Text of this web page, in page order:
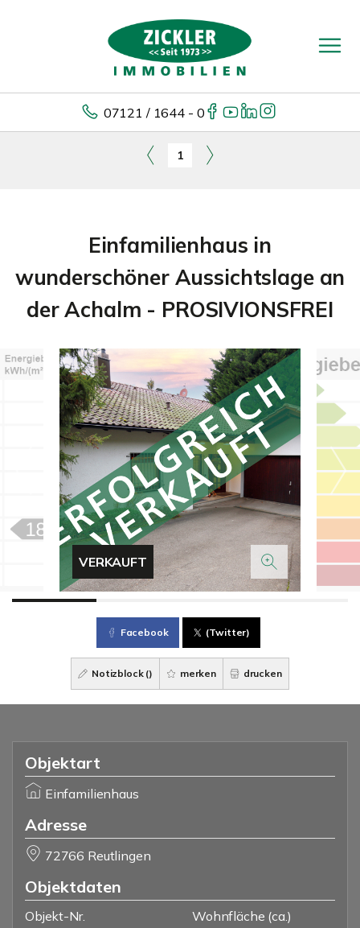
07121 / 1644 - 0
1
Einfamilienhaus in
wunderschöner Aussichtslage an
der Achalm - PROSIVIONSFREI
VERKAUFT
Facebook (Twitter)
Notizblock () merken drucken
Objektart
Einfamilienhaus
Adresse
72766 Reutlingen
Objektdaten
Objekt-Nr.
Wohnfläche (ca.)